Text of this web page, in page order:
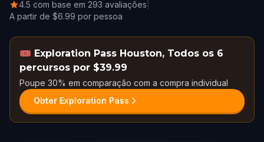
4.5 com base em 293 avaliações
A partir de $6.99 por pessoa
🎟️ Exploration Pass Houston, Todos os 6
percursos por $39.99
Poupe 30% em comparação com a compra individual
Obter Exploration Pass